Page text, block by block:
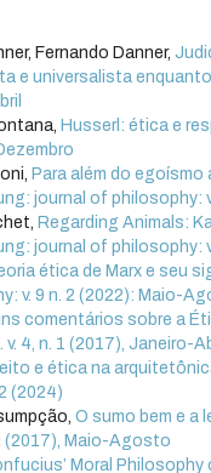
Fernando Danner,
e universalista
Husserl: ética e
Para além do
journal of philosophy:
Regarding Animals:
journal of philosophy:
ética de Marx e seu
v. 9 n. 2 (2022): Maio-
comentários sobre a
4, n. 1 (2017), Janeiro-
e ética na
(2024)
O sumo bem e a
(2017), Maio-Agosto
Moral